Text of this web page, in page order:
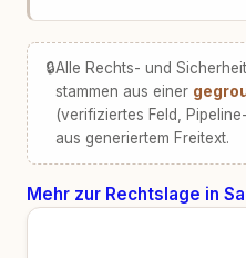
🔒Alle Rechts- und
stammen aus einer
(verifiziertes Feld,
aus generiertem Freitext.
Mehr zur Rechtslage in